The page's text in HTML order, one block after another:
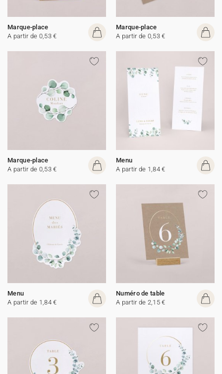
Marque-place
A partir de 0,53 €
Marque-place
A partir de 0,53 €
Marque-place
A partir de 0,53 €
Menu
A partir de 1,84 €
Menu
A partir de 1,84 €
Numéro de table
A partir de 2,15 €